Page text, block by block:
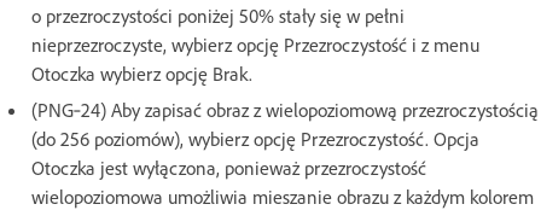
o przezroczystości poniżej 50% stały się w pełni
nieprzezroczyste, wybierz opcję Przezroczystość i z menu
Otoczka wybierz opcję Brak.
(PNG‑24) Aby zapisać obraz z wielopoziomową przezroczystością
(do 256 poziomów), wybierz opcję Przezroczystość. Opcja
Otoczka jest wyłączona, ponieważ przezroczystość
wielopoziomowa umożliwia mieszanie obrazu z każdym kolorem